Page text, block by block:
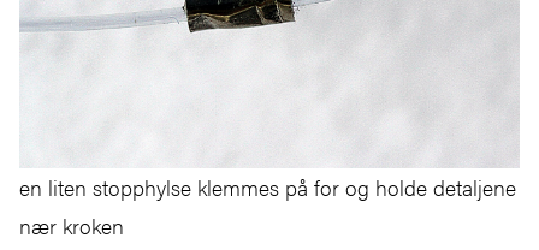
en liten stopphylse klemmes på for og holde detaljene
nær kroken